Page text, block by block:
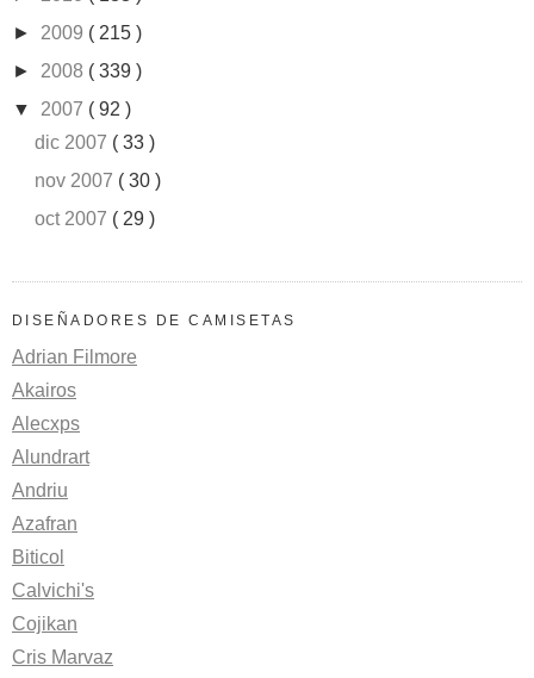
► 2009 ( 215 )
► 2008 ( 339 )
▼ 2007 ( 92 )
dic 2007 ( 33 )
nov 2007 ( 30 )
oct 2007 ( 29 )
DISEÑADORES DE CAMISETAS
Adrian Filmore
Akairos
Alecxps
Alundrart
Andriu
Azafran
Biticol
Calvichi's
Cojikan
Cris Marvaz